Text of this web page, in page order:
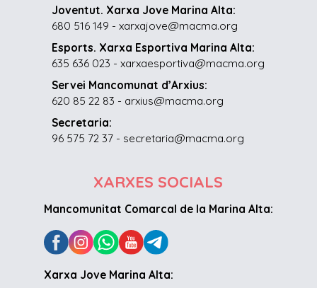
Joventut. Xarxa Jove Marina Alta:
680 516 149 - xarxajove@macma.org
Esports. Xarxa Esportiva Marina Alta:
635 636 023 - xarxaesportiva@macma.org
Servei Mancomunat d’Arxius:
620 85 22 83 - arxius@macma.org
Secretaria:
96 575 72 37 - secretaria@macma.org
XARXES SOCIALS
Mancomunitat Comarcal de la Marina Alta:
Xarxa Jove Marina Alta: